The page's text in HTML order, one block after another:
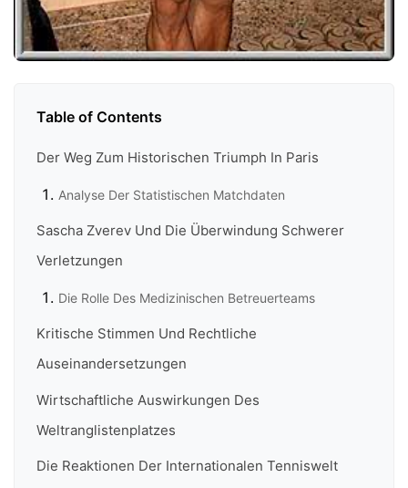
Table of Contents
Der Weg Zum Historischen Triumph In Paris
Analyse Der Statistischen Matchdaten
Sascha Zverev Und Die Überwindung Schwerer
Verletzungen
Die Rolle Des Medizinischen Betreuerteams
Kritische Stimmen Und Rechtliche
Auseinandersetzungen
Wirtschaftliche Auswirkungen Des
Weltranglistenplatzes
Die Reaktionen Der Internationalen Tenniswelt